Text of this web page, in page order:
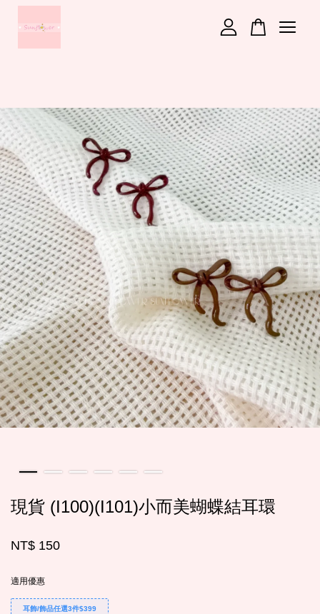
現貨 (I100)(I101)小而美蝴蝶結耳環
NT$ 150
適用優惠
耳飾/飾品任選3件$399
繼續購物